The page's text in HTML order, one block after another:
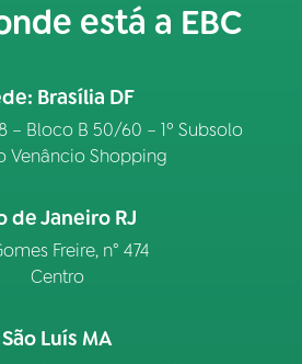
está a EBC
Brasília DF
– Bloco B 50/60 – 1º Subsolo
Venâncio Shopping
de Janeiro RJ
Freire, n° 474
Centro
São Luís MA